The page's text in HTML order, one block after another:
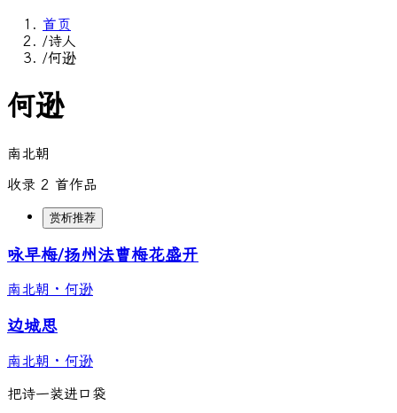
首页
/诗人
/何逊
何逊
南北朝
收录 2 首作品
赏析推荐
咏早梅/扬州法曹梅花盛开
南北朝 · 何逊
边城思
南北朝 · 何逊
把诗一装进口袋